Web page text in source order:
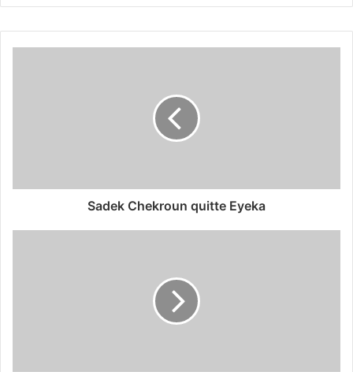
Sadek Chekroun quitte Eyeka